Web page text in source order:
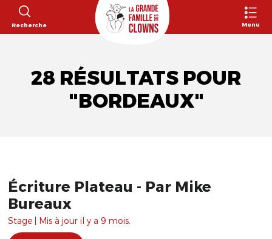
Recherche Menu
28 RÉSULTATS POUR
"BORDEAUX"
Écriture Plateau - Par Mike
Bureaux
Stage | Mis à jour il y a 9 mois.